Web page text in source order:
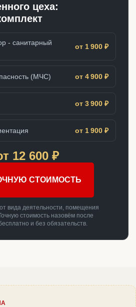
цеха:
- санитарный
от 1 900 ₽
(МЧС) от 4 900 ₽
от 3 900 ₽
от 1 900 ₽
12 600 ₽
СТОИМОСТЬ
вида деятельности, помещения
стоимость назовём после
и без обязательств.